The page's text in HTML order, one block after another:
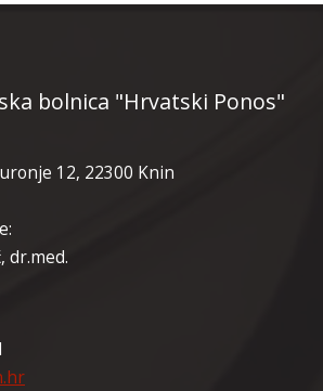
bolnica "Hrvatski Ponos"
12, 22300 Knin
dr.med.